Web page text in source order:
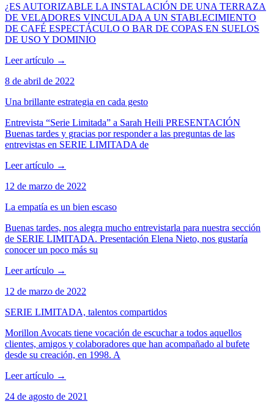
¿ES AUTORIZABLE LA INSTALACIÓN DE UNA TERRAZA
DE VELADORES VINCULADA A UN STABLECIMIENTO
DE CAFÉ ESPECTÁCULO O BAR DE COPAS EN SUELOS
DE USO Y DOMINIO
Leer artículo →
8 de abril de 2022
Una brillante estrategia en cada gesto
Entrevista “Serie Limitada” a Sarah Heili PRESENTACIÓN
Buenas tardes y gracias por responder a las preguntas de las
entrevistas en SERIE LIMITADA de
Leer artículo →
12 de marzo de 2022
La empatía es un bien escaso
Buenas tardes, nos alegra mucho entrevistarla para nuestra sección
de SERIE LIMITADA. Presentación Elena Nieto, nos gustaría
conocer un poco más su
Leer artículo →
12 de marzo de 2022
SERIE LIMITADA, talentos compartidos
Morillon Avocats tiene vocación de escuchar a todos aquellos
clientes, amigos y colaboradores que han acompañado al bufete
desde su creación, en 1998. A
Leer artículo →
24 de agosto de 2021